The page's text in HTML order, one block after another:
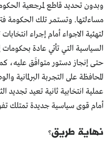
وبدون تحديد قاطع لمرجعية
مساءلتها. وتستمر تلك الحكومة
لتهئية الاجواء أمام إجراء
السياسية التي تأتي عادة
حتى إنجاز دستور متوافَق عليه،
المحافظة على التجربة البرلمانية
عملية انتخابية ثانية تعيد تجديد
أمام قوى سياسية جديدة تمتلك
نهاية طريق؟